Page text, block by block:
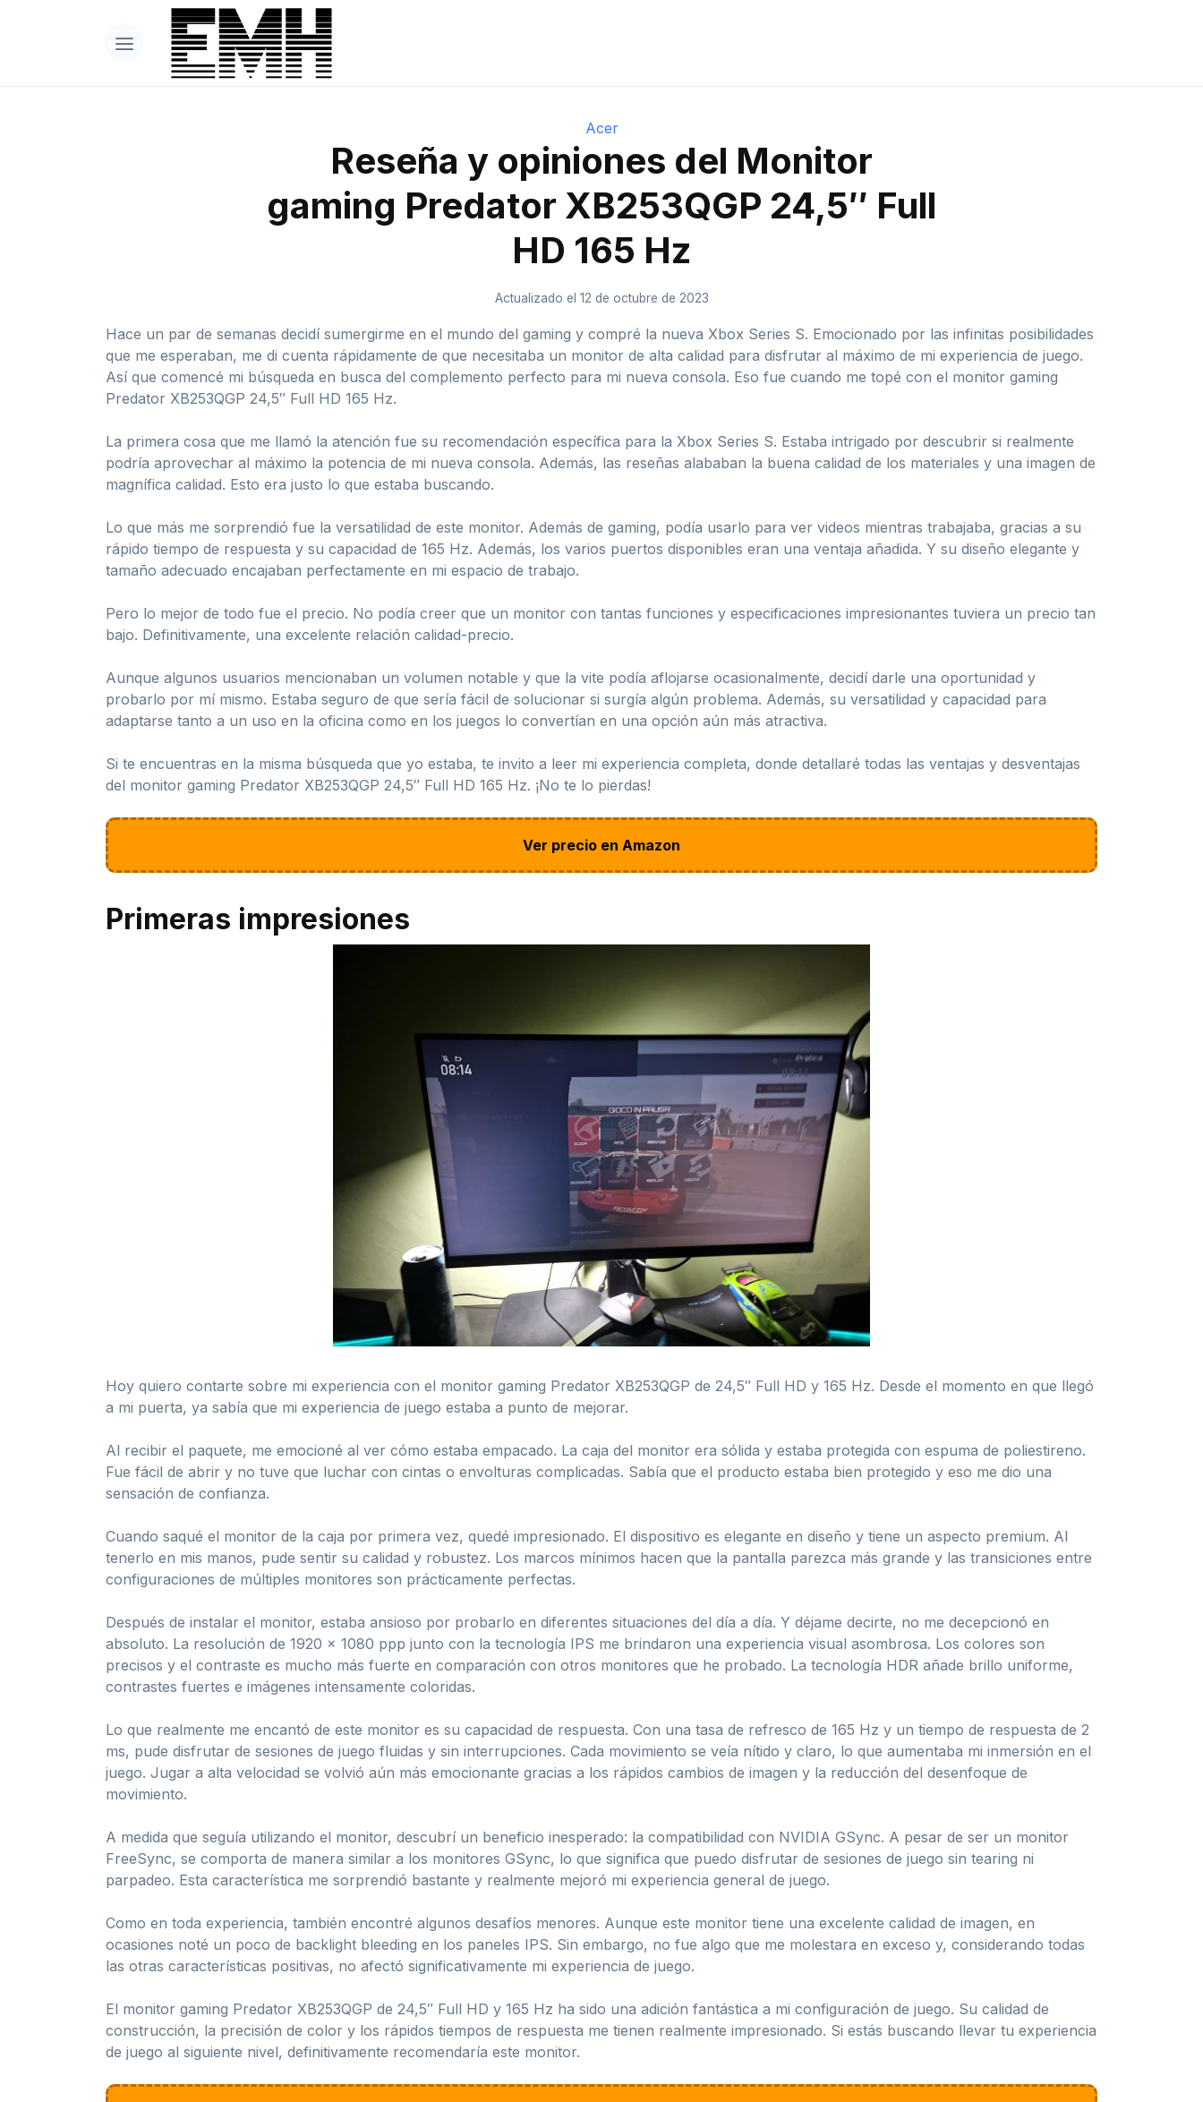
Acer
Reseña y opiniones del Monitor
gaming Predator XB253QGP 24,5″ Full
HD 165 Hz
Actualizado el 12 de octubre de 2023
Hace un par de semanas decidí sumergirme en el mundo del gaming y compré la nueva Xbox Series S. Emocionado por las infinitas posibilidades
que me esperaban, me di cuenta rápidamente de que necesitaba un monitor de alta calidad para disfrutar al máximo de mi experiencia de juego.
Así que comencé mi búsqueda en busca del complemento perfecto para mi nueva consola. Eso fue cuando me topé con el monitor gaming
Predator XB253QGP 24,5″ Full HD 165 Hz.
La primera cosa que me llamó la atención fue su recomendación específica para la Xbox Series S. Estaba intrigado por descubrir si realmente
podría aprovechar al máximo la potencia de mi nueva consola. Además, las reseñas alababan la buena calidad de los materiales y una imagen de
magnífica calidad. Esto era justo lo que estaba buscando.
Lo que más me sorprendió fue la versatilidad de este monitor. Además de gaming, podía usarlo para ver videos mientras trabajaba, gracias a su
rápido tiempo de respuesta y su capacidad de 165 Hz. Además, los varios puertos disponibles eran una ventaja añadida. Y su diseño elegante y
tamaño adecuado encajaban perfectamente en mi espacio de trabajo.
Pero lo mejor de todo fue el precio. No podía creer que un monitor con tantas funciones y especificaciones impresionantes tuviera un precio tan
bajo. Definitivamente, una excelente relación calidad-precio.
Aunque algunos usuarios mencionaban un volumen notable y que la vite podía aflojarse ocasionalmente, decidí darle una oportunidad y
probarlo por mí mismo. Estaba seguro de que sería fácil de solucionar si surgía algún problema. Además, su versatilidad y capacidad para
adaptarse tanto a un uso en la oficina como en los juegos lo convertían en una opción aún más atractiva.
Si te encuentras en la misma búsqueda que yo estaba, te invito a leer mi experiencia completa, donde detallaré todas las ventajas y desventajas
del monitor gaming Predator XB253QGP 24,5″ Full HD 165 Hz. ¡No te lo pierdas!
Ver precio en Amazon
Primeras impresiones
Hoy quiero contarte sobre mi experiencia con el monitor gaming Predator XB253QGP de 24,5″ Full HD y 165 Hz. Desde el momento en que llegó
a mi puerta, ya sabía que mi experiencia de juego estaba a punto de mejorar.
Al recibir el paquete, me emocioné al ver cómo estaba empacado. La caja del monitor era sólida y estaba protegida con espuma de poliestireno.
Fue fácil de abrir y no tuve que luchar con cintas o envolturas complicadas. Sabía que el producto estaba bien protegido y eso me dio una
sensación de confianza.
Cuando saqué el monitor de la caja por primera vez, quedé impresionado. El dispositivo es elegante en diseño y tiene un aspecto premium. Al
tenerlo en mis manos, pude sentir su calidad y robustez. Los marcos mínimos hacen que la pantalla parezca más grande y las transiciones entre
configuraciones de múltiples monitores son prácticamente perfectas.
Después de instalar el monitor, estaba ansioso por probarlo en diferentes situaciones del día a día. Y déjame decirte, no me decepcionó en
absoluto. La resolución de 1920 x 1080 ppp junto con la tecnología IPS me brindaron una experiencia visual asombrosa. Los colores son
precisos y el contraste es mucho más fuerte en comparación con otros monitores que he probado. La tecnología HDR añade brillo uniforme,
contrastes fuertes e imágenes intensamente coloridas.
Lo que realmente me encantó de este monitor es su capacidad de respuesta. Con una tasa de refresco de 165 Hz y un tiempo de respuesta de 2
ms, pude disfrutar de sesiones de juego fluidas y sin interrupciones. Cada movimiento se veía nítido y claro, lo que aumentaba mi inmersión en el
juego. Jugar a alta velocidad se volvió aún más emocionante gracias a los rápidos cambios de imagen y la reducción del desenfoque de
movimiento.
A medida que seguía utilizando el monitor, descubrí un beneficio inesperado: la compatibilidad con NVIDIA GSync. A pesar de ser un monitor
FreeSync, se comporta de manera similar a los monitores GSync, lo que significa que puedo disfrutar de sesiones de juego sin tearing ni
parpadeo. Esta característica me sorprendió bastante y realmente mejoró mi experiencia general de juego.
Como en toda experiencia, también encontré algunos desafíos menores. Aunque este monitor tiene una excelente calidad de imagen, en
ocasiones noté un poco de backlight bleeding en los paneles IPS. Sin embargo, no fue algo que me molestara en exceso y, considerando todas
las otras características positivas, no afectó significativamente mi experiencia de juego.
El monitor gaming Predator XB253QGP de 24,5″ Full HD y 165 Hz ha sido una adición fantástica a mi configuración de juego. Su calidad de
construcción, la precisión de color y los rápidos tiempos de respuesta me tienen realmente impresionado. Si estás buscando llevar tu experiencia
de juego al siguiente nivel, definitivamente recomendaría este monitor.